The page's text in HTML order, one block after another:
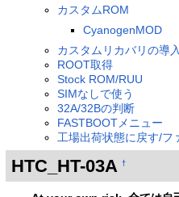
カスタムROM
CyanogenMOD
カスタムリカバリの導入
ROOT取得
Stock ROM/RUU
SIMなしで使う
32A/32Bの判断
FASTBOOTメニュー
工場出荷状態に戻す/フ
HTC_HT-03A †